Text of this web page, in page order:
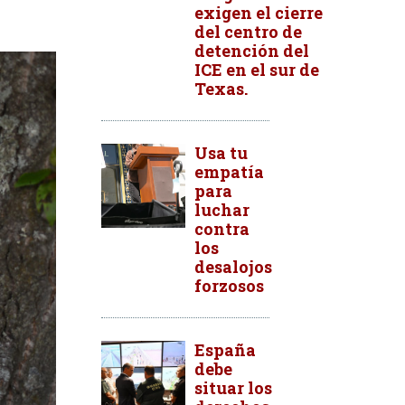
exigen el cierre
del centro de
detención del
ICE en el sur de
Texas.
Usa tu
empatía
para
luchar
contra
los
desalojos
forzosos
España
debe
situar los